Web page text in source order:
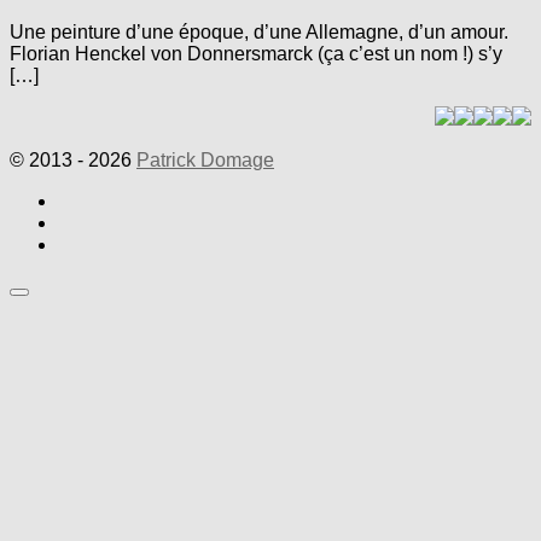
Une peinture d’une époque, d’une Allemagne, d’un amour.
Florian Henckel von Donnersmarck (ça c’est un nom !) s’y
[…]
© 2013 - 2026 Patrick Domage